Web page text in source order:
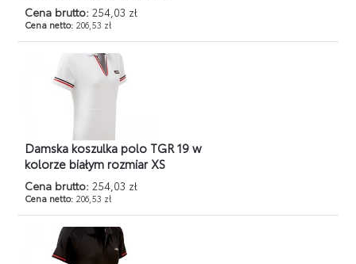
Cena brutto: 254,03 zł
Cena netto: 206,53 zł
Damska koszulka polo TGR 19 w
kolorze białym rozmiar XS
Cena brutto: 254,03 zł
Cena netto: 206,53 zł